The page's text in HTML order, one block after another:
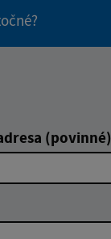
(povinné)